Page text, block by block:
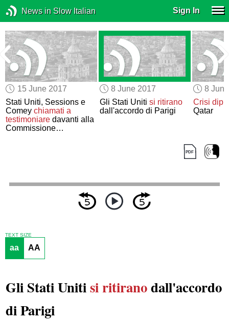
News in Slow Italian Sign In
15 June 2017
Stati Uniti, Sessions e
Comeychiamati a
testimoniare davanti alla
Commissione
8 June 2017
Gli Stati Uniti si ritirano
dall'accordo di Parigi
8
Crisi
Qatar
TEXT SIZE
aa AA
Gli Stati Unitisi ritiranodall'accordo
di Parigi